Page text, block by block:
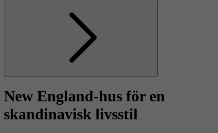
Nästa
New England-hus för en
skandinavisk livsstil